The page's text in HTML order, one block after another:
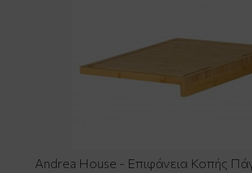
Andrea House - Επιφάνεια Κοπής